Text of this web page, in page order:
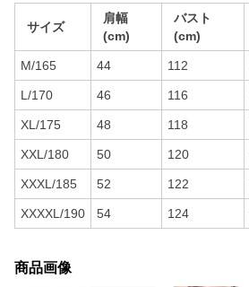
サイズ
肩幅
(cm)
バスト
(cm)
M/165 44 112
L/170 46 116
XL/175 48 118
XXL/180 50 120
XXXL/185 52 122
XXXXL/190 54 124
商品画像